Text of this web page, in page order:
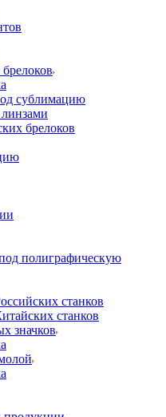
сублимацию
линзами
брелоков
полиграфическую
станков
станков
значков